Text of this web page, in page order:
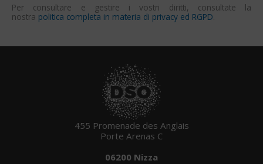
Per consultare e gestire i vostri diritti, consultate la
nostra politica completa in materia di privacy ed RGPD.
455 Promenade des Anglais
Porte Arenas C
06200 Nizza